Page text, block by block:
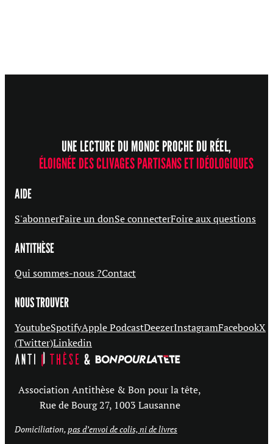
UNE LECTURE DU MONDE PROCHE DU RÉEL,
ÉLOIGNÉE DES CLIVAGES PARTISANS ET IDÉOLOGIQUES
AIDE
S'abonnerFaire un donSe connecterFoire aux questions
ANTITHÈSE
Qui sommes-nous ?Contact
NOUS TROUVER
YoutubeSpotifyApple PodcastDeezerInstagramFacebookX
(Twitter)Linkedin
Association Antithèse & Bon pour la tête,
Rue de Bourg 27, 1003 Lausanne
Domiciliation,pas d’envoi de colis, ni de livres